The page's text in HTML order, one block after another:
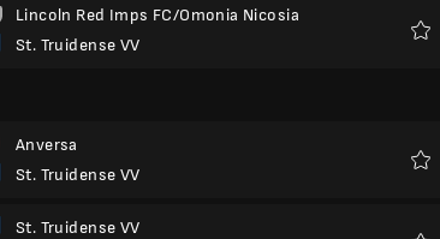
Lincoln Red Imps FC/Omonia Nicosia
St. Truidense VV
Anversa
St. Truidense VV
St. Truidense VV